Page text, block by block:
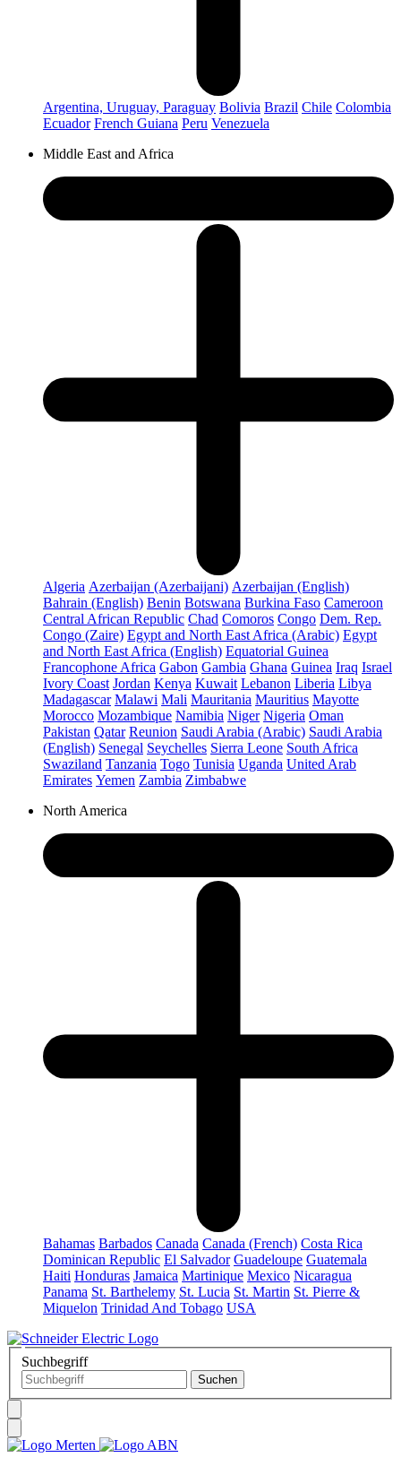
Argentina, Uruguay, Paraguay Bolivia Brazil Chile Colombia
Ecuador French Guiana Peru Venezuela
Middle East and Africa
Algeria Azerbaijan (Azerbaijani) Azerbaijan (English)
Bahrain (English) Benin Botswana Burkina Faso Cameroon
Central African Republic Chad Comoros Congo Dem. Rep.
Congo (Zaire) Egypt and North East Africa (Arabic) Egypt
and North East Africa (English) Equatorial Guinea
Francophone Africa Gabon Gambia Ghana Guinea Iraq Israel
Ivory Coast Jordan Kenya Kuwait Lebanon Liberia Libya
Madagascar Malawi Mali Mauritania Mauritius Mayotte
Morocco Mozambique Namibia Niger Nigeria Oman
Pakistan Qatar Reunion Saudi Arabia (Arabic) Saudi Arabia
(English) Senegal Seychelles Sierra Leone South Africa
Swaziland Tanzania Togo Tunisia Uganda United Arab
Emirates Yemen Zambia Zimbabwe
North America
Bahamas Barbados Canada Canada (French) Costa Rica
Dominican Republic El Salvador Guadeloupe Guatemala
Haiti Honduras Jamaica Martinique Mexico Nicaragua
Panama St. Barthelemy St. Lucia St. Martin St. Pierre &
Miquelon Trinidad And Tobago USA
Suchbegriff